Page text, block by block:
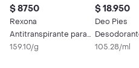
$ 8750
Rexona
Antitranspirante para
Pies Efficient Original
159.10/g
$ 18.950
Deo Pies
Pies Mujer
105.28/ml